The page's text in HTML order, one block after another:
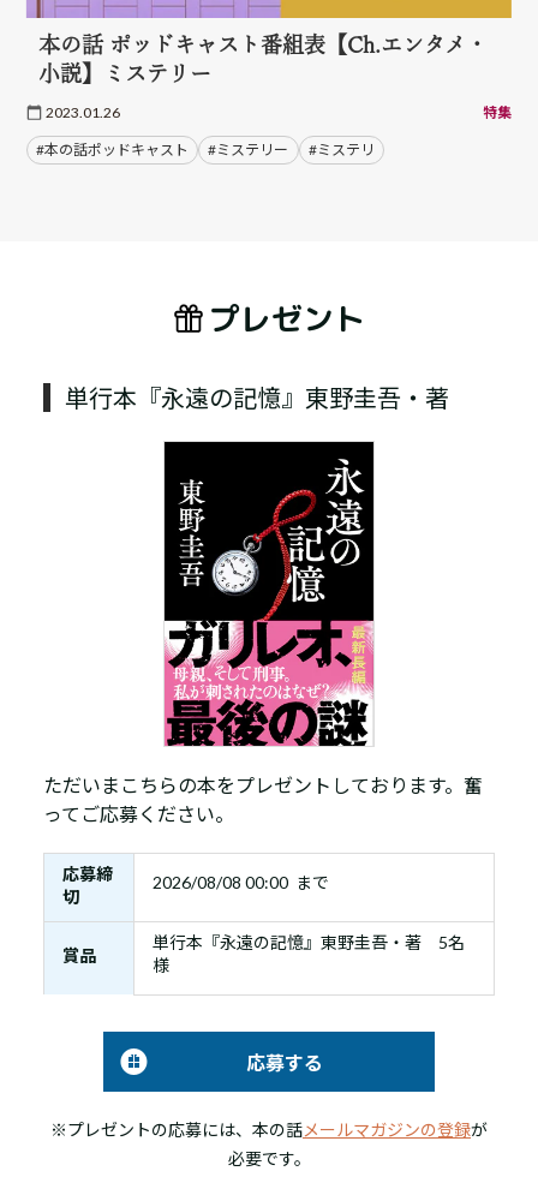
本の話 ポッドキャスト番組表【Ch.エンタメ・
小説】ミステリー
2023.01.26 特集
#本の話ポッドキャスト #ミステリー #ミステリ
プレゼント
単行本『永遠の記憶』東野圭吾・著
ただいまこちらの本をプレゼントしております。奮
ってご応募ください。
応募締
切
2026/08/08 00:00 まで
賞品
単行本『永遠の記憶』東野圭吾・著 5名
様
応募する
※プレゼントの応募には、本の話メールマガジンの登録が
必要です。